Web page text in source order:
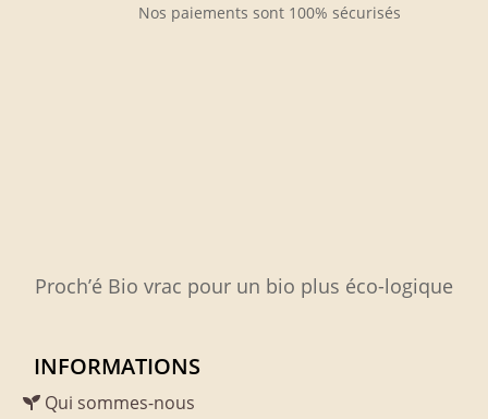
Nos paiements sont 100% sécurisés
Proch’é Bio vrac pour un bio plus éco-logique
INFORMATIONS
Qui sommes-nous